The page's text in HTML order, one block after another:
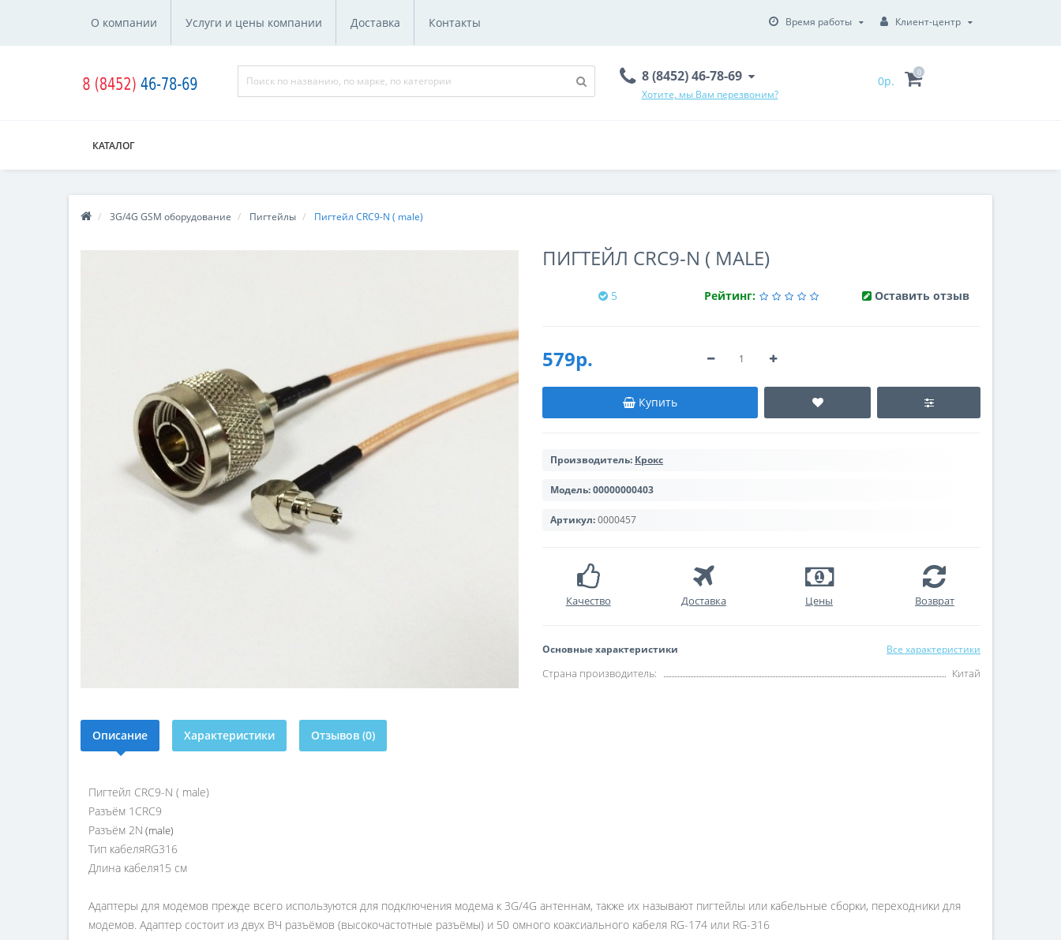
О компании Услуги и цены компании Доставка Контакты Время работы Клиент-центр
8 (8452) 46-78-69
Хотите, мы Вам перезвоним?
0р.
0
КАТАЛОГ
3G/4G GSM оборудование Пигтейлы Пигтейл CRC9-N ( male)
ПИГТЕЙЛ CRC9-N ( MALE)
5 Рейтинг: Оставить отзыв
579р.
Купить
Производитель: Крокс
Модель:00000000403
Артикул:0000457
Качество Доставка Цены Возврат
Основные характеристики Все характеристики
Страна производитель: Китай
Описание Характеристики Отзывов (0)
Пигтейл CRC9-N ( male)
Разъём 1 CRC9
Разъём 2N (male)
Тип кабеляRG316
Длина кабеля15 см
Адаптеры для модемов прежде всего используются для подключения модема к 3G/4G антеннам, также их называют пигтейлы или кабельные сборки, переходники для
модемов. Адаптер состоит из двух ВЧ разъёмов (высокочастотные разъёмы) и 50 омного коаксиального кабеля RG-174 или RG-316